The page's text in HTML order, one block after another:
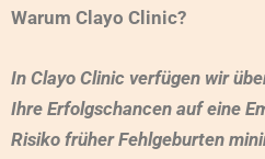
Warum Clayo Clinic?
In Clayo Clinic verfügen wir
Ihre Erfolgschancen auf eine
Risiko früher Fehlgeburten